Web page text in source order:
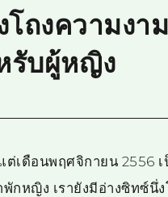
โถงความง
รับผู้หญิง
ต่เดือนพฤศจิกายน 2556
พักหญิง เรายังมีอ่างซิทซ์